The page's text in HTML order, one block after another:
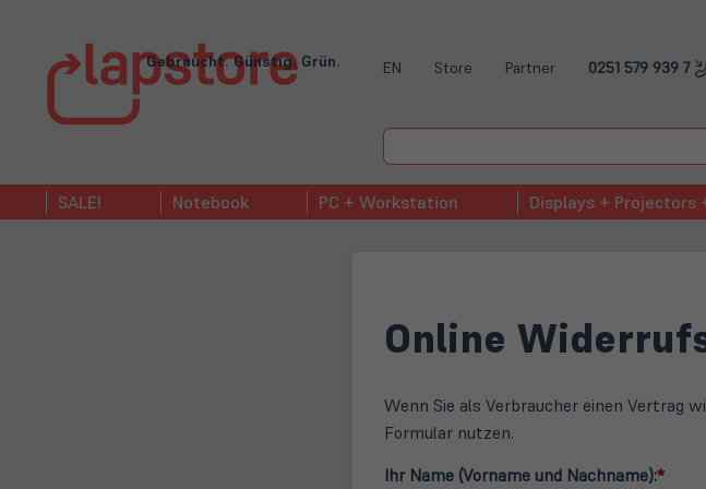
Gebraucht. Günstig. Grün. EN Store Partner 0251 579 939 7
SALE! Notebook PC + Workstation Displays + Projectors
Online
Wenn Sie als Verbraucher einen Vertrag
Formular nutzen.
Ihr Name (Vorname und Nachname):*